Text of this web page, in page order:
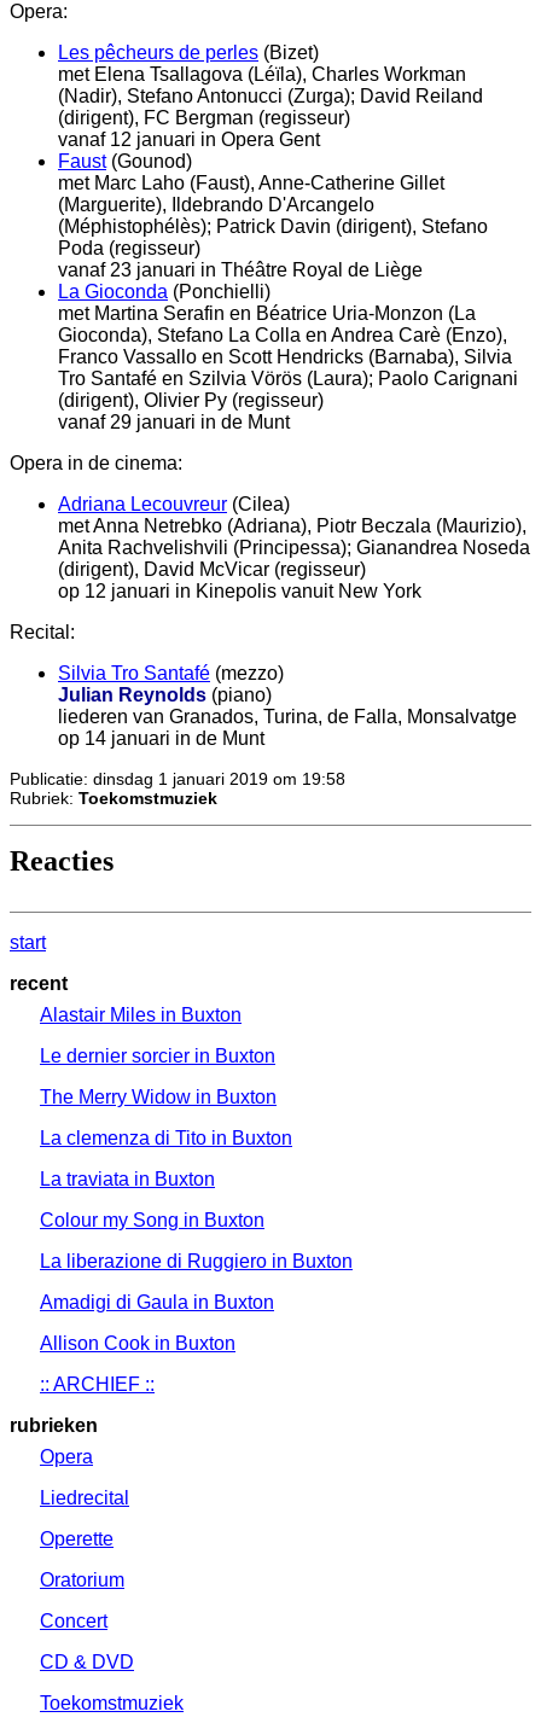
Opera:
Les pêcheurs de perles (Bizet)
met Elena Tsallagova (Léïla), Charles Workman
(Nadir), Stefano Antonucci (Zurga); David Reiland
(dirigent), FC Bergman (regisseur)
vanaf 12 januari in Opera Gent
Faust(Gounod)
met Marc Laho (Faust), Anne-Catherine Gillet
(Marguerite), Ildebrando D'Arcangelo
(Méphistophélès); Patrick Davin (dirigent), Stefano
Poda (regisseur)
vanaf 23 januari in Théâtre Royal de Liège
La Gioconda (Ponchielli)
met Martina Serafin en Béatrice Uria-Monzon (La
Gioconda), Stefano La Colla en Andrea Carè (Enzo),
Franco Vassallo en Scott Hendricks (Barnaba), Silvia
Tro Santafé en Szilvia Vörös (Laura); Paolo Carignani
(dirigent), Olivier Py (regisseur)
vanaf 29 januari in de Munt
Opera in de cinema:
Adriana Lecouvreur (Cilea)
met Anna Netrebko (Adriana), Piotr Beczala (Maurizio),
Anita Rachvelishvili (Principessa); Gianandrea Noseda
(dirigent), David McVicar (regisseur)
op 12 januari in Kinepolis vanuit New York
Recital:
Silvia Tro Santafé (mezzo)
Julian Reynolds (piano)
liederen van Granados, Turina, de Falla, Monsalvatge
op 14 januari in de Munt
Publicatie: dinsdag 1 januari 2019 om 19:58
Rubriek: Toekomstmuziek
Reacties
start
recent
Alastair Miles in Buxton
Le dernier sorcier in Buxton
The Merry Widow in Buxton
La clemenza di Tito in Buxton
La traviata in Buxton
Colour my Song in Buxton
La liberazione di Ruggiero in Buxton
Amadigi di Gaula in Buxton
Allison Cook in Buxton
:: ARCHIEF ::
rubrieken
Opera
Liedrecital
Operette
Oratorium
Concert
CD & DVD
Toekomstmuziek